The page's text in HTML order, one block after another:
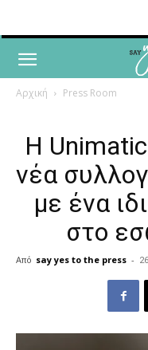
Αρχική Press Room
Η
νέα
με ένα
στο
Από say yes to the press -